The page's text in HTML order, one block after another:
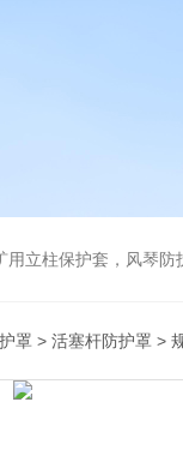
用立柱保护套，风琴
罩 > 活塞杆防护罩 >